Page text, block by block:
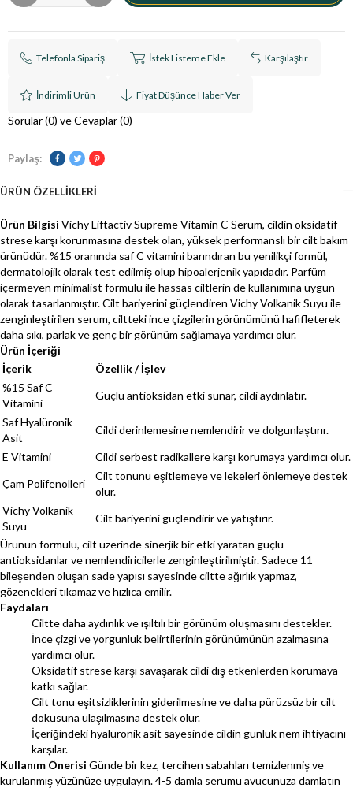
Telefonla Sipariş İstek Listeme Ekle Karşılaştır
İndirimli Ürün Fiyat Düşünce Haber Ver
Sorular (0) ve Cevaplar (0)
Paylaş:
ÜRÜN ÖZELLIKLERI
Ürün Bilgisi Vichy Liftactiv Supreme Vitamin C Serum, cildin oksidatif
strese karşı korunmasına destek olan, yüksek performanslı bir cilt bakım
ürünüdür. %15 oranında saf C vitamini barındıran bu yenilikçi formül,
dermatolojik olarak test edilmiş olup hipoalerjenik yapıdadır. Parfüm
içermeyen minimalist formülü ile hassas ciltlerin de kullanımına uygun
olarak tasarlanmıştır. Cilt bariyerini güçlendiren Vichy Volkanik Suyu ile
zenginleştirilen serum, ciltteki ince çizgilerin görünümünü hafifleterek
daha sıkı, parlak ve genç bir görünüm sağlamaya yardımcı olur.
Ürün İçeriği
İçerik
Özellik / İşlev
%15 Saf C
Vitamini
Güçlü antioksidan etki sunar, cildi aydınlatır.
Saf Hyalüronik
Asit
Cildi derinlemesine nemlendirir ve dolgunlaştırır.
E Vitamini
Cildi serbest radikallere karşı korumaya yardımcı olur.
Çam Polifenolleri
Cilt tonunu eşitlemeye ve lekeleri önlemeye destek
olur.
Vichy Volkanik
Suyu
Cilt bariyerini güçlendirir ve yatıştırır.
Ürünün formülü, cilt üzerinde sinerjik bir etki yaratan güçlü
antioksidanlar ve nemlendiricilerle zenginleştirilmiştir. Sadece 11
bileşenden oluşan sade yapısı sayesinde ciltte ağırlık yapmaz,
gözenekleri tıkamaz ve hızlıca emilir.
Faydaları
Ciltte daha aydınlık ve ışıltılı bir görünüm oluşmasını destekler.
İnce çizgi ve yorgunluk belirtilerinin görünümünün azalmasına
yardımcı olur.
Oksidatif strese karşı savaşarak cildi dış etkenlerden korumaya
katkı sağlar.
Cilt tonu eşitsizliklerinin giderilmesine ve daha pürüzsüz bir cilt
dokusuna ulaşılmasına destek olur.
İçeriğindeki hyalüronik asit sayesinde cildin günlük nem ihtiyacını
karşılar.
Kullanım Önerisi Günde bir kez, tercihen sabahları temizlenmiş ve
kurulanmış yüzünüze uygulayın. 4-5 damla serumu avucunuza damlatın